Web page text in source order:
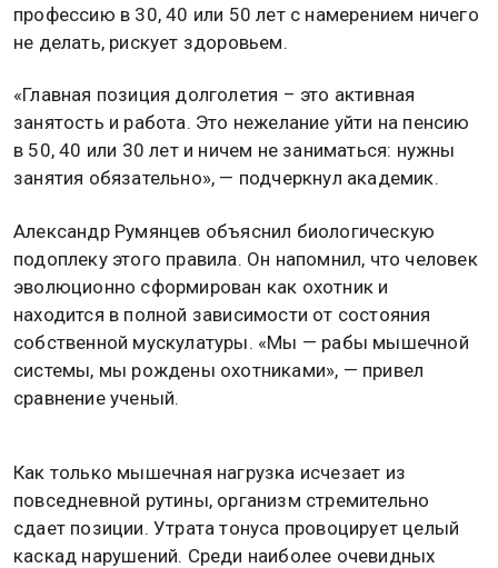
профессию в 30, 40 или 50 лет с намерением ничего
не делать, рискует здоровьем.
«Главная позиция долголетия – это активная
занятость и работа. Это нежелание уйти на пенсию
в 50, 40 или 30 лет и ничем не заниматься: нужны
занятия обязательно», — подчеркнул академик.
Александр Румянцев объяснил биологическую
подоплеку этого правила. Он напомнил, что человек
эволюционно сформирован как охотник и
находится в полной зависимости от состояния
собственной мускулатуры. «Мы — рабы мышечной
системы, мы рождены охотниками», — привел
сравнение ученый.
Как только мышечная нагрузка исчезает из
повседневной рутины, организм стремительно
сдает позиции. Утрата тонуса провоцирует целый
каскад нарушений. Среди наиболее очевидных